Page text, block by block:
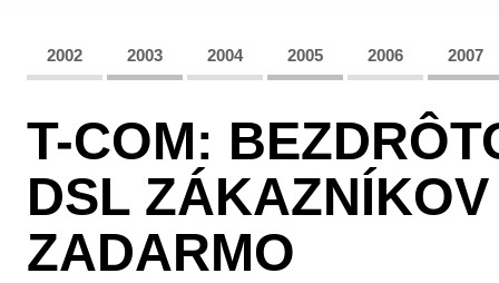
2002 2003 2004 2005 2006 2007
T-COM:
DSL
ZADARMO